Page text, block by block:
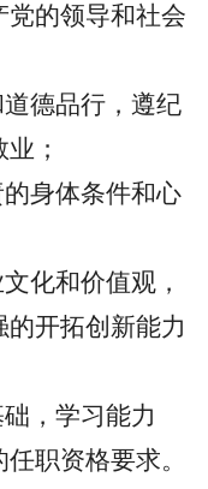
党的领导和社会
德品行，遵纪
；
身体条件和心
化和价值观，
开拓创新能力
，学习能力
职资格要求。